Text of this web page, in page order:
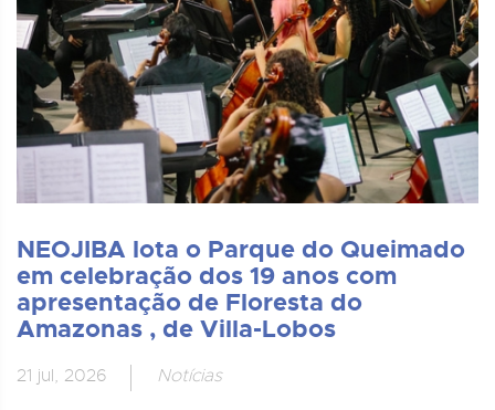
NEOJIBA lota o Parque do Queimado
em celebração dos 19 anos com
apresentação de Floresta do
Amazonas , de Villa-Lobos
21 jul, 2026 Notícias